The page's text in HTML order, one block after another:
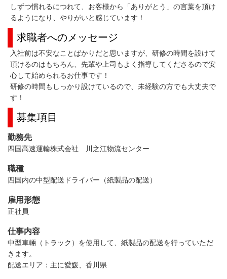
しずつ慣れるにつれて、お客様から「ありがとう」の言葉を頂け
るようになり、やりがいと感じています！
求職者へのメッセージ
入社前は不安なことばかりだと思いますが、研修の時間を設けて
頂けるのはもちろん、先輩や上司もよく指導してくださるので安
心して始められるお仕事です！
研修の時間もしっかり設けているので、未経験の方でも大丈夫で
す！
募集項目
勤務先
四国高速運輸株式会社 川之江物流センター
職種
四国内の中型配送ドライバー（紙製品の配送）
雇用形態
正社員
仕事内容
中型車輛（トラック）を使用して、紙製品の配送を行っていただ
きます。
配送エリア：主に愛媛、香川県